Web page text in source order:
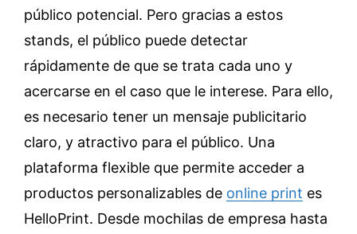
público potencial. Pero gracias a estos
stands, el público puede detectar
rápidamente de que se trata cada uno y
acercarse en el caso que le interese. Para ello,
es necesario tener un mensaje publicitario
claro, y atractivo para el público. Una
plataforma flexible que permite acceder a
productos personalizables de online print es
HelloPrint. Desde mochilas de empresa hasta